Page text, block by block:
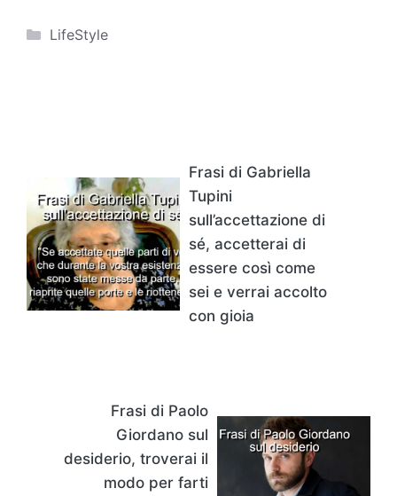
Categorie
LifeStyle
Frasi di Gabriella
Tupini
sull’accettazione di
sé, accetterai di
essere così come
sei e verrai accolto
con gioia
Frasi di Paolo
Giordano sul
desiderio, troverai il
modo per farti